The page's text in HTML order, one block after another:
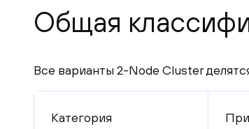
Общая
Все варианты 2-Node Cluster
Категория